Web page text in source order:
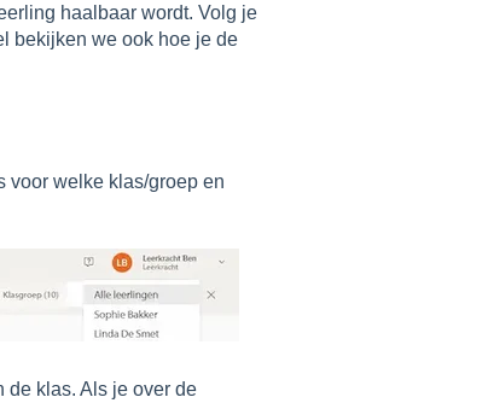
haalbaar wordt. Volg je
bekijken we ook hoe je de
voor welke klas/groep en
de klas. Als je over de